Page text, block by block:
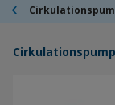
chevron_left